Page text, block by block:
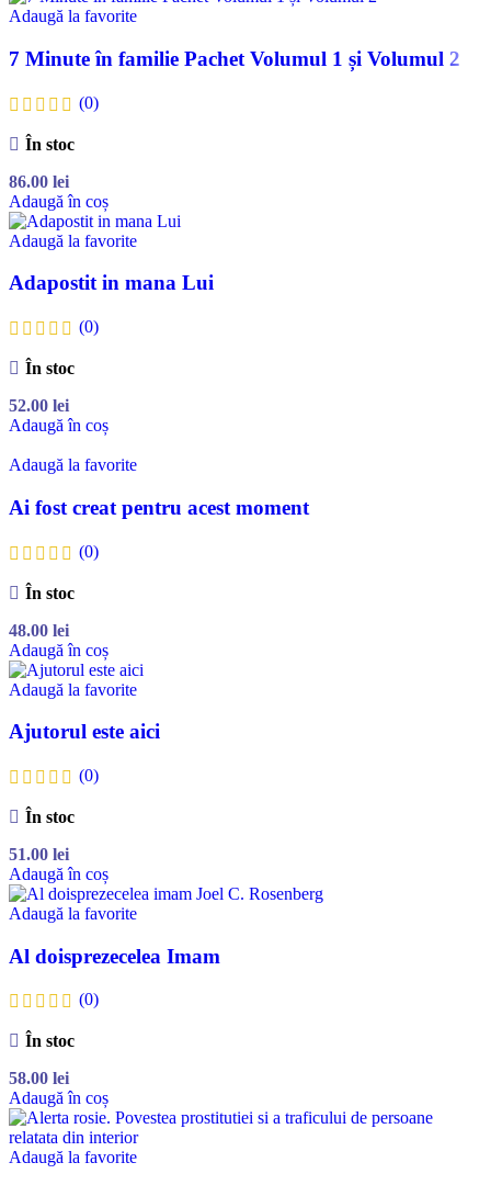
Adaugă la favorite
7 Minute în familie Pachet Volumul 1 și Volumul 2
(0)
În stoc
86.00 lei
Adaugă în coș
Adaugă la favorite
Adapostit in mana Lui
(0)
În stoc
52.00 lei
Adaugă în coș
Adaugă la favorite
Ai fost creat pentru acest moment
(0)
În stoc
48.00 lei
Adaugă în coș
Adaugă la favorite
Ajutorul este aici
(0)
În stoc
51.00 lei
Adaugă în coș
Adaugă la favorite
Al doisprezecelea Imam
(0)
În stoc
58.00 lei
Adaugă în coș
Adaugă la favorite